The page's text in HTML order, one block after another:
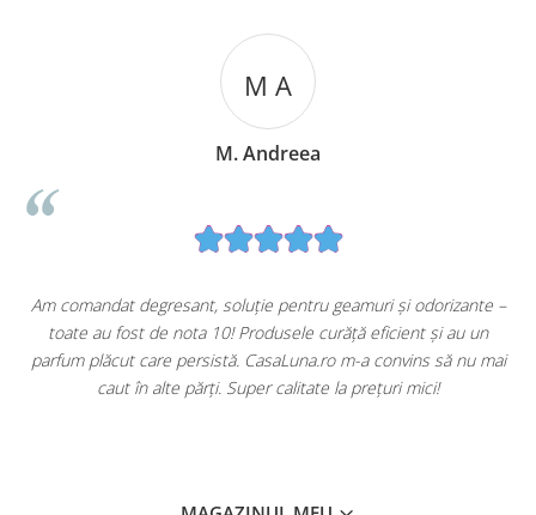
M A
M. Andreea
Am comandat degresant, soluție pentru geamuri și odorizante –
toate au fost de nota 10! Produsele curăță eficient și au un
parfum plăcut care persistă. CasaLuna.ro m-a convins să nu mai
caut în alte părți. Super calitate la prețuri mici!